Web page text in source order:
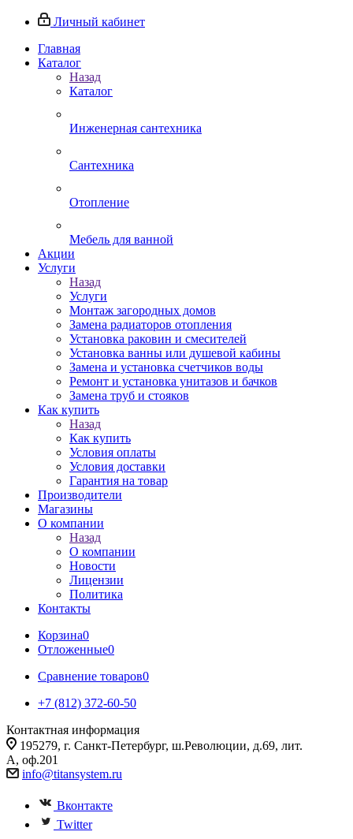
Личный кабинет
Главная
Каталог
Назад
Каталог
Инженерная сантехника
Сантехника
Отопление
Мебель для ванной
Акции
Услуги
Назад
Услуги
Монтаж загородных домов
Замена радиаторов отопления
Установка раковин и смесителей
Установка ванны или душевой кабины
Замена и установка счетчиков воды
Ремонт и установка унитазов и бачков
Замена труб и стояков
Как купить
Назад
Как купить
Условия оплаты
Условия доставки
Гарантия на товар
Производители
Магазины
О компании
Назад
О компании
Новости
Лицензии
Политика
Контакты
Корзина0
Отложенные0
Сравнение товаров0
+7 (812) 372-60-50
Контактная информация
195279, г. Санкт-Петербург, ш.Революции, д.69, лит.
А, оф.201
info@titansystem.ru
Вконтакте
Twitter